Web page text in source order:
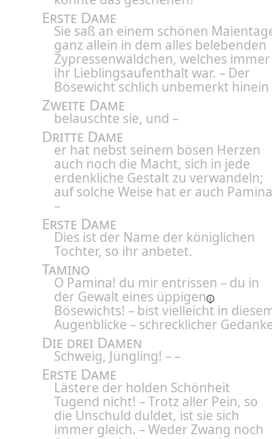
Erste Dame
Sie saß an einem schönen
ganz allein in dem alles belebenden
Zypressenwäldchen, welches immer
ihr Lieblingsaufenthalt war. – Der
Bösewicht schlich unbemerkt hinein
Zweite Dame
belauschte sie, und –
Dritte Dame
er hat nebst seinem bösen Herzen
auch noch die Macht, sich in jede
erdenkliche Gestalt zu verwandeln;
auf solche Weise hat er auch Pamina
–
Erste Dame
Dies ist der Name der königlichen
Tochter, so ihr anbetet.
Tamino
O Pamina! du mir entrissen – du in
der Gewalt eines üppigen
Bösewichts! – bist vielleicht in
Augenblicke – schrecklicher
Die drei Damen
Schweig, Jüngling! – –
Erste Dame
Lästere der holden Schönheit
Tugend nicht! – Trotz aller Pein, so
die Unschuld duldet, ist sie sich
immer gleich. – Weder Zwang noch